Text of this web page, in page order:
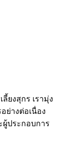
ยงสุกร เรามุ่ง
ย่างต่อเนื่อง
ประกอบการ